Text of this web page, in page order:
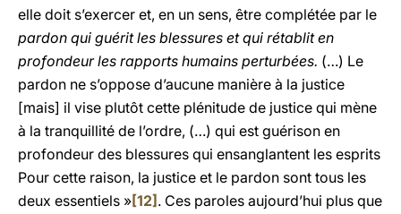
elle doit s’exercer et, en un sens, être complétée par le
pardon qui guérit les blessures et qui rétablit en
profondeur les rapports humains perturbées. (…) Le
pardon ne s’oppose d’aucune manière à la justice
[mais] il vise plutôt cette plénitude de justice qui mène
à la tranquillité de l’ordre, (…) qui est guérison en
profondeur des blessures qui ensanglantent les esprits
Pour cette raison, la justice et le pardon sont tous les
deux essentiels »[12] . Ces paroles aujourd’hui plus que